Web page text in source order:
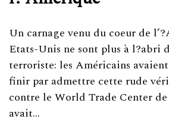
Un carnage venu du coeur de
Etats-Unis ne sont plus à l?abri
terroriste: les Américains
finir par admettre cette rude
contre le World Trade Center
avait…